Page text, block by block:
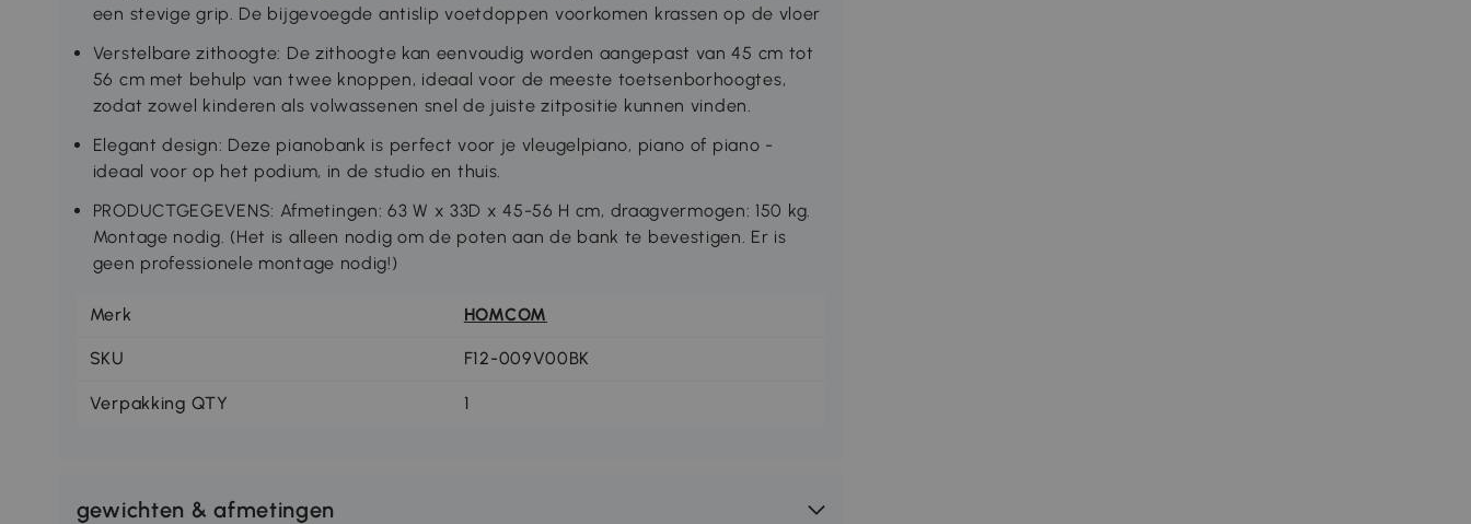
een stevige grip. De bijgevoegde antislip voetdoppen voorkomen krassen op de vloer
Verstelbare zithoogte: De zithoogte kan eenvoudig worden aangepast van 45 cm tot
56 cm met behulp van twee knoppen, ideaal voor de meeste toetsenborhoogtes,
zodat zowel kinderen als volwassenen snel de juiste zitpositie kunnen vinden.
Elegant design: Deze pianobank is perfect voor je vleugelpiano, piano of piano -
ideaal voor op het podium, in de studio en thuis.
PRODUCTGEGEVENS: Afmetingen: 63 W x 33D x 45-56 H cm, draagvermogen: 150 kg.
Montage nodig. (Het is alleen nodig om de poten aan de bank te bevestigen. Er is
geen professionele montage nodig!)
Merk HOMCOM
SKU F12-009V00BK
Verpakking QTY 1
gewichten & afmetingen